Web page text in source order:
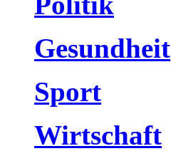
Gesundheit
Sport
Wirtschaft